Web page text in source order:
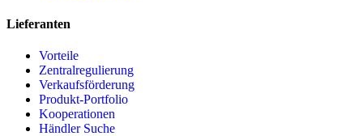
Lieferanten
Vorteile
Zentralregulierung
Verkaufsförderung
Produkt-Portfolio
Kooperationen
Händler Suche